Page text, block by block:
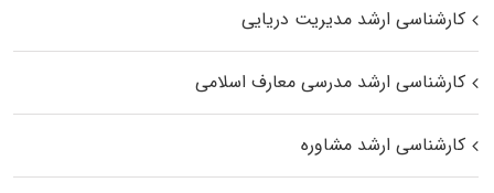
کارشناسی ارشد مدیریت دریایی
کارشناسی ارشد مدرسی معارف اسلامی
کارشناسی ارشد مشاوره